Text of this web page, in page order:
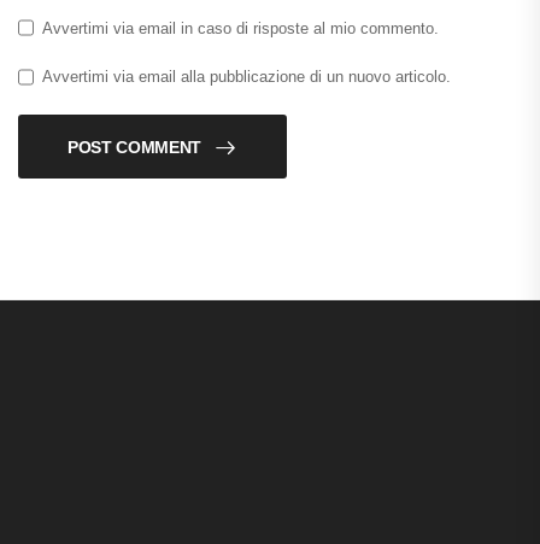
Avvertimi via email in caso di risposte al mio commento.
Avvertimi via email alla pubblicazione di un nuovo articolo.
POST COMMENT